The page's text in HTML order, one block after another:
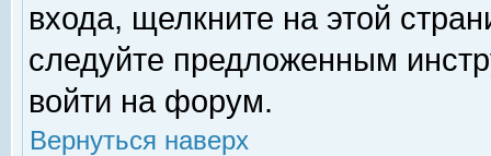
входа, щелкните на этой
следуйте предложенным
войти на форум.
Вернуться наверх